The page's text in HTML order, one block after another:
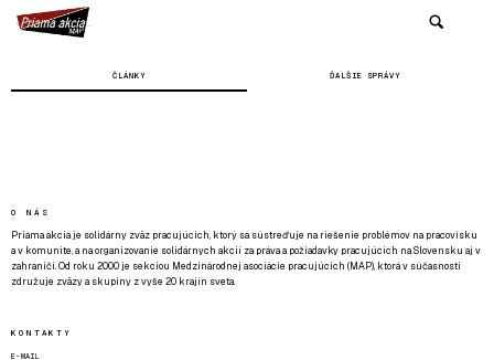
ČLÁNKY ĎALŠIE SPRÁVY
O NÁS
Priama akcia je solidárny zväz pracujúcich, ktorý sa sústreďuje na riešenie problémov na pracovisku
a v komunite, a na organizovanie solidárnych akcií za práva a požiadavky pracujúcich na Slovensku aj v
zahraničí. Od roku 2000 je sekciou Medzinárodnej asociácie pracujúcich (MAP), ktorá v súčasnosti
združuje zväzy a skupiny z vyše 20 krajín sveta.
KONTAKTY
E-MAIL